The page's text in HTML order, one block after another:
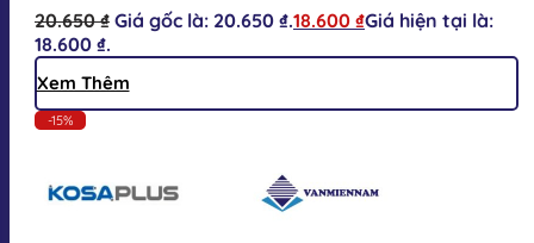
20.650₫ Giá gốc là: 20.650 ₫.18.600 ₫Giá hiện tại là:
18.600 ₫.
Xem Thêm
-15%